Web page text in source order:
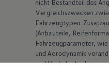
nicht Bestandteil des
Vergleichszwecken
Fahrzeugtypen.
(Anbauteile,
Fahrzeugparameter, wie
und Aerodynamik
und